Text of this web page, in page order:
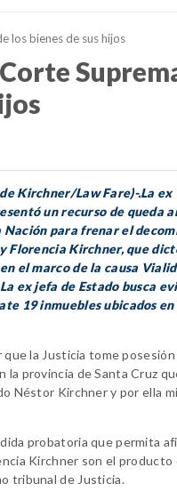
los bienes de sus hijos
Kirchner/Law Fare)-.La ex
un recurso de queda
para frenar el
Florencia Kirchner, que
el marco de la causa
ex jefa de Estado busca
19 inmuebles ubicados en
la Justicia tome posesión
la provincia de Santa Cruz
Néstor Kirchner y por ella
probatoria que permita
Kirchner son el producto
tribunal de Justicia.